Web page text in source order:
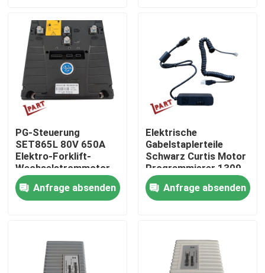
Produkte
Videos
Gabelstapler-Batterie-Teile
Gabelstapler-Antriebsrad
Gabelstapler-Bewegungsprüfer
LED-Gabelstapler-Lichter
PG-Steuerung
SET865L 80V 650A
Elektro-Forklift-
Wechselstrommotor-
Steuerung
Anfrage absenden
Elektrische
Gabelstaplerteile
Schwarz Curtis Motor
Programmierer 1309
für Curtis Controller
Anfrage absenden